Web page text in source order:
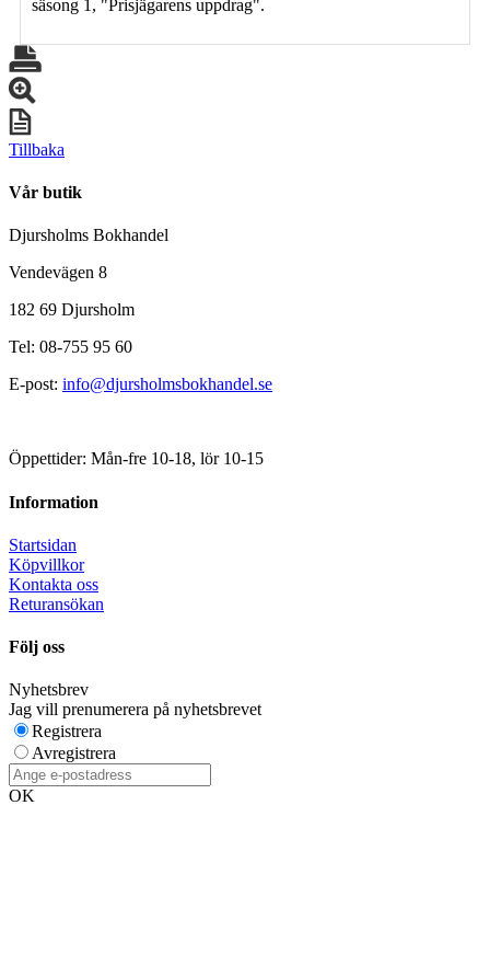
säsong 1, "Prisjägarens uppdrag".
Tillbaka
Vår butik
Djursholms Bokhandel
Vendevägen 8
182 69 Djursholm
Tel: 08-755 95 60
E-post: info@djursholmsbokhandel.se
Öppettider: Mån-fre 10-18, lör 10-15
Information
Startsidan
Köpvillkor
Kontakta oss
Returansökan
Följ oss
Nyhetsbrev
Jag vill prenumerera på nyhetsbrevet
Registrera
Avregistrera
OK